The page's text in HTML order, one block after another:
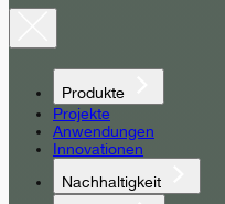
Produkte
Projekte
Anwendungen
Innovationen
Nachhaltigkeit